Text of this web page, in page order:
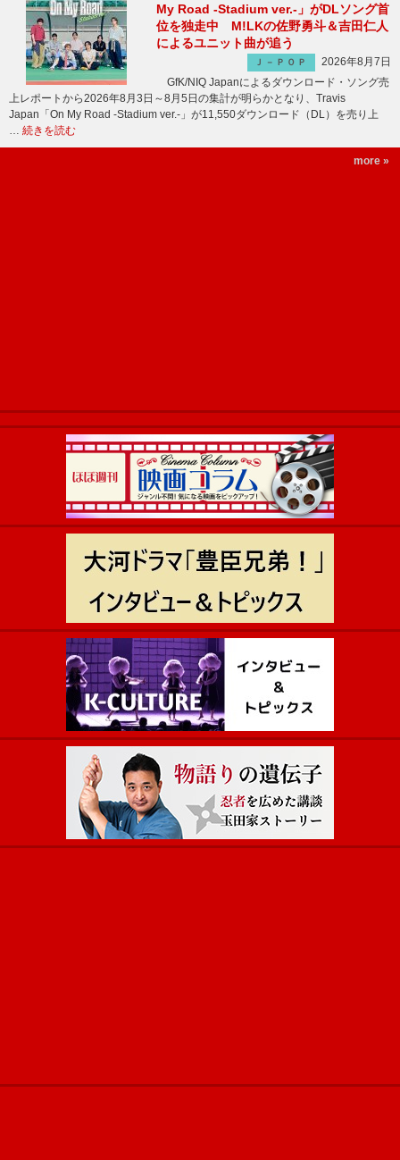
My Road -Stadium ver.-」がDLソング首
位を独走中 M!LKの佐野勇斗＆吉田仁人
によるユニット曲が追う
Ｊ－ＰＯＰ
2026年8月7日
GfK/NIQ Japanによるダウンロード・ソング売
上レポートから2026年8月3日～8月5日の集計が明らかとなり、Travis
Japan「On My Road -Stadium ver.-」が11,550ダウンロード（DL）を売り上
… 続きを読む
more »